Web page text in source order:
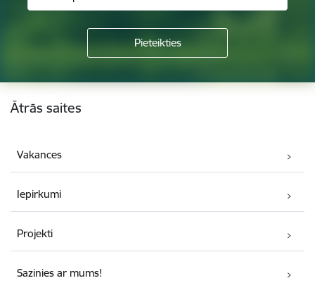
Kājene
Ātrās saites
Vakances
Iepirkumi
Projekti
Sazinies ar mums!